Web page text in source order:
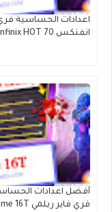
اعدادات الحساسية
انفنكس Infinix HOT 70
أفضل اعدادات
فري فاير ريلمي Realme 16T